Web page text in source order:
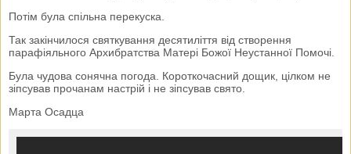
Потім була спільна перекуска.
Так закінчилося святкування десятиліття від створення
парафіяльного Архибратства Матері Божої Неустанної Помочі.
Була чудова сонячна погода. Короткочасний дощик, цілком не
зіпсував прочанам настрій і не зіпсував свято.
Марта Осадца